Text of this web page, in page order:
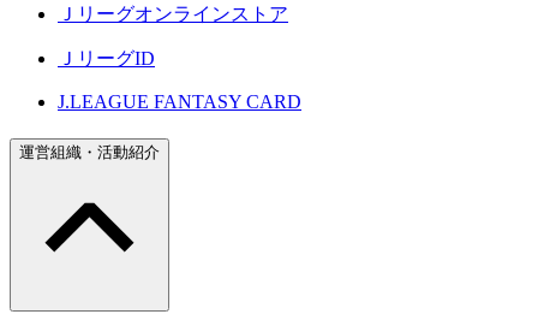
Ｊリーグオンラインストア
ＪリーグID
J.LEAGUE FANTASY CARD
運営組織・活動紹介